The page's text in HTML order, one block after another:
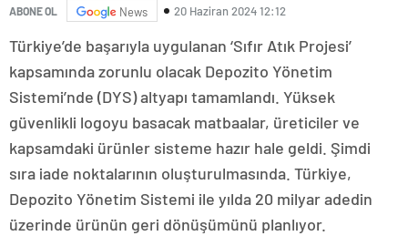
ABONE OL News 20 Haziran 2024 12:12
Türkiye’de başarıyla uygulanan ‘Sıfır Atık Projesi’
kapsamında zorunlu olacak Depozito Yönetim
Sistemi’nde (DYS) altyapı tamamlandı. Yüksek
güvenlikli logoyu basacak matbaalar, üreticiler ve
kapsamdaki ürünler sisteme hazır hale geldi. Şimdi
sıra iade noktalarının oluşturulmasında. Türkiye,
Depozito Yönetim Sistemi ile yılda 20 milyar adedin
üzerinde ürünün geri dönüşümünü planlıyor.